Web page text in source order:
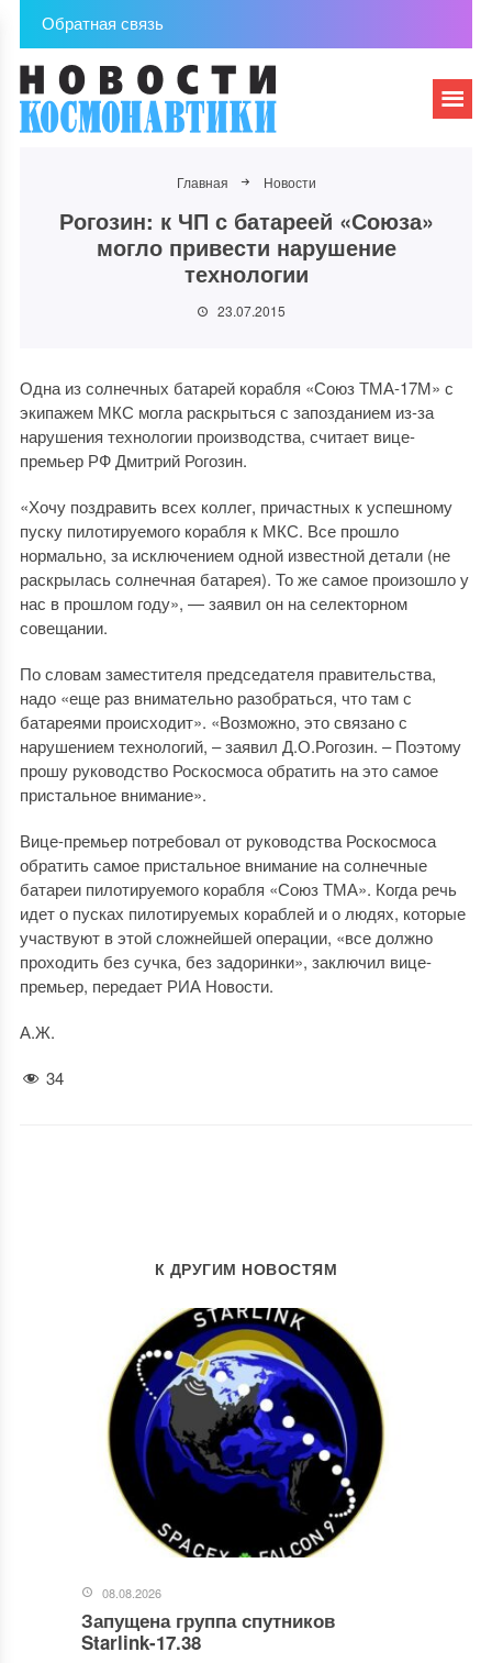
Обратная связь
Главная Новости
Рогозин: к ЧП с батареей «Союза»
могло привести нарушение
технологии
23.07.2015
Одна из солнечных батарей корабля «Союз ТМА-17М» с
экипажем МКС могла раскрыться с запозданием из-за
нарушения технологии производства, считает вице-
премьер РФ Дмитрий Рогозин.
«Хочу поздравить всех коллег, причастных к успешному
пуску пилотируемого корабля к МКС. Все прошло
нормально, за исключением одной известной детали (не
раскрылась солнечная батарея). То же самое произошло у
нас в прошлом году», — заявил он на селекторном
совещании.
По словам заместителя председателя правительства,
надо «еще раз внимательно разобраться, что там с
батареями происходит». «Возможно, это связано с
нарушением технологий, – заявил Д.О.Рогозин. – Поэтому
прошу руководство Роскосмоса обратить на это самое
пристальное внимание».
Вице-премьер потребовал от руководства Роскосмоса
обратить самое пристальное внимание на солнечные
батареи пилотируемого корабля «Союз ТМА». Когда речь
идет о пусках пилотируемых кораблей и о людях, которые
участвуют в этой сложнейшей операции, «все должно
проходить без сучка, без задоринки», заключил вице-
премьер, передает РИА Новости.
А.Ж.
34
К ДРУГИМ НОВОСТЯМ
08.08.2026
Запущена группа спутников
Starlink-17.38